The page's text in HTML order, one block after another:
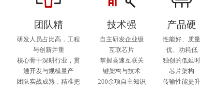
团队精
研发人员占比高，工程
与创新并重
核心骨干深耕行业，贯
通开发与规模量产
团队实战成熟，精准把
技术强
自主研发企业级
互联芯片
掌握高速互联关
键架构与技术
200余项自主知识
产品硬
性能好、质量
优、功耗低
独创的低延时
芯片架构
传输性能提升